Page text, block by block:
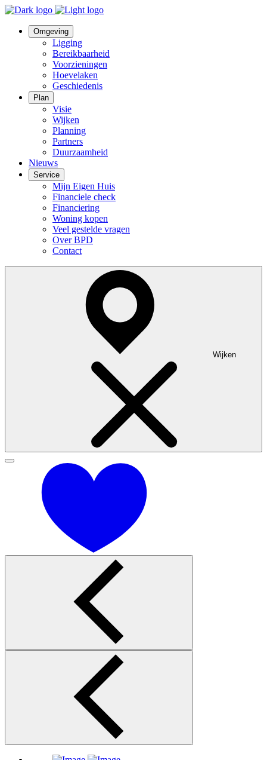
Omgeving
Ligging
Bereikbaarheid
Voorzieningen
Hoevelaken
Geschiedenis
Plan
Visie
Wijken
Planning
Partners
Duurzaamheid
Nieuws
Service
Mijn Eigen Huis
Financiele check
Financiering
Woning kopen
Veel gestelde vragen
Over BPD
Contact
Wijken